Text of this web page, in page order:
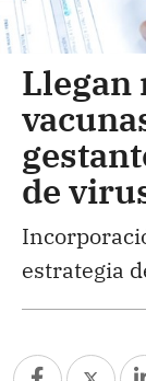
Llegan
de
estrategia